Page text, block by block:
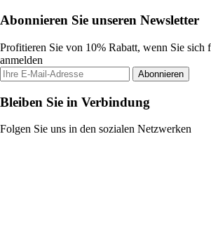
Abonnieren Sie unseren Newsletter
Profitieren Sie von 10% Rabatt, wenn Sie sich
anmelden
Abonnieren
Bleiben Sie in Verbindung
Folgen Sie uns in den sozialen Netzwerken